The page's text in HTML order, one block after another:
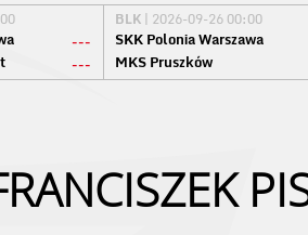
---
---
BLK | 2026-09-26 00:00
SKK Polonia Warszawa
MKS Pruszków